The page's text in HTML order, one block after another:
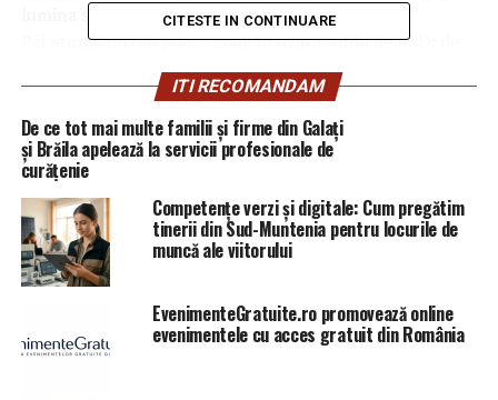
lumina soarelui) tot pentru că știu ei mai bine.
Păi atunci întreb și eu, ”mancurtizată” fiind de PSD: de
ce să mai plătim atâtea organe de cercetare penală,
atâția magistrați cu purcoi de bani, atâta SRI, dacă este
așa simplu să știm cine este și cine nu este vinovat?
Întrebăm la#corupțiaucide,#mălinbotși aflăm cine și
cât trebuie să meargă la pușcărie… și gata, s-a rezolvat!
Ieșim mult mai ieftin, că desființăm total SRI – ul,
interceptările, înregistrările, filajele, etc
PS – înțeleg că Ambasada Polară a aflat și adevărul
despre legislația contravențională din UE și România…
așteptăm scuze și pentru cea penală, precizeaza pe
pagona sa de socializare Ingrid Mocanu. (Simona F.).
#hoțulstrigăhoții
CITESTE IN CONTINUARE
ITI RECOMANDAM
De ce tot mai multe familii și firme din Galați
și Brăila apelează la servicii profesionale de
curățenie
Competențe verzi și digitale: Cum pregătim
tinerii din Sud-Muntenia pentru locurile de
muncă ale viitorului
EvenimenteGratuite.ro promovează online
evenimentele cu acces gratuit din România